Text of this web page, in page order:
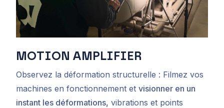
MOTION AMPLIFIER
Observez la déformation structurelle : Filmez vos
machines en fonctionnement et visionner en un
instant les déformations, vibrations et points